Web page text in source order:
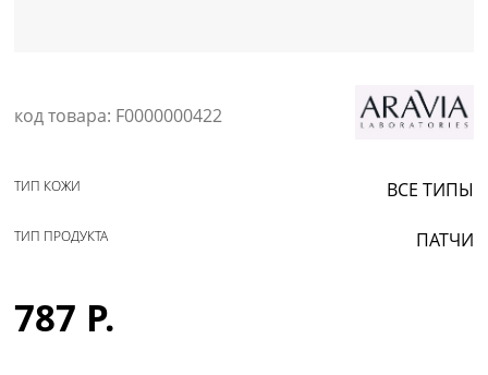
код товара: F0000000422
ВСЕ ТИПЫ
ТИП КОЖИ
ПАТЧИ
ТИП ПРОДУКТА
787 Р.